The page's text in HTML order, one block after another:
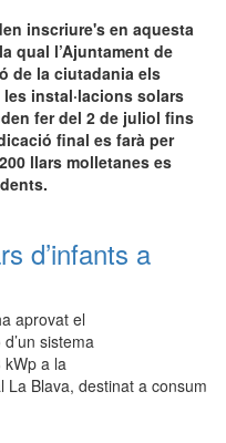
inscriure's en aquesta
qual l’Ajuntament de
de la ciutadania els
instal·lacions solars
fer del 2 de juliol fins
final es farà per
llars molletanes es
d’infants a
aprovat el
sistema
kWp a la
La Blava, destinat a consum